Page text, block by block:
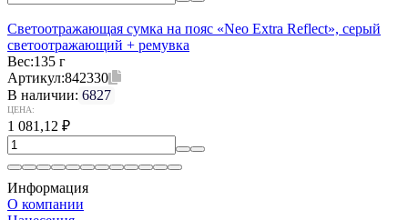
Светоотражающая сумка на пояс «Neo Extra Reflect», серый
светоотражающий + ремувка
Вес:135 г
Артикул:842330
В наличии: 6827
ЦЕНА:
1 081,12 ₽
Информация
О компании